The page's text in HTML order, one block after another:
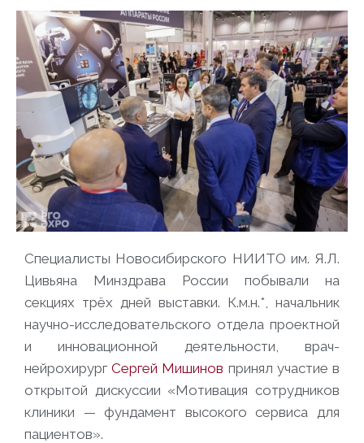
Специалисты Новосибирского НИИТО им. Я.Л.
Цивьяна Минздрава России побывали на
секциях трёх дней выставки. К.м.н.*, начальник
научно-исследовательского отдела проектной
и инновационной деятельности, врач-
нейрохирургСергей Мишинов принял участие в
открытой дискуссии «Мотивация сотрудников
клиники — фундамент высокого сервиса для
пациентов».